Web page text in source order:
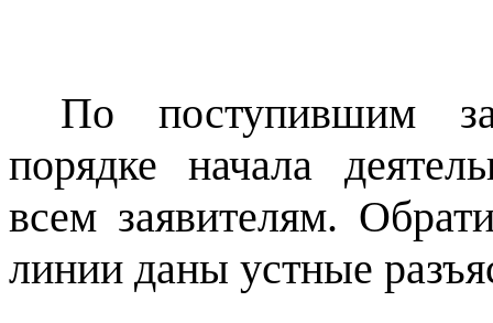
По поступившим
порядке начала
всем заявителям.
линии даны устные